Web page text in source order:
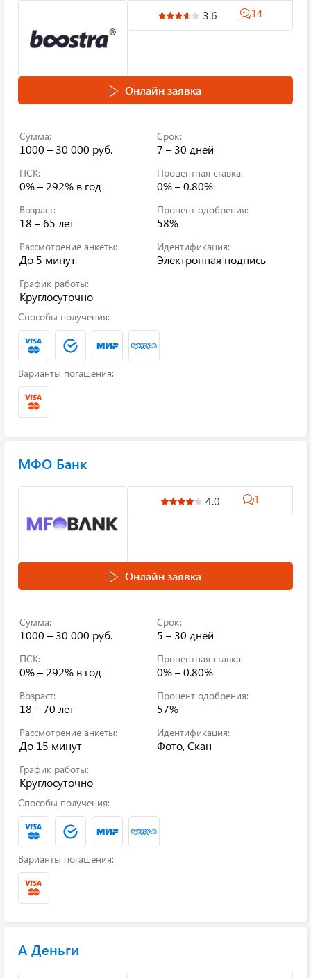
3.6 14
Онлайн заявка
Сумма:
1000 – 30 000 руб.
Срок:
7 – 30 дней
ПСК:
0% – 292% в год
Процентная ставка:
0% – 0.80%
Возраст:
18 – 65 лет
Процент одобрения:
58%
Рассмотрение анкеты:
До 5 минут
Идентификация:
Электронная подпись
График работы:
Круглосуточно
Способы получения:
Варианты погашения:
МФО Банк
4.0 1
Онлайн заявка
Сумма:
1000 – 30 000 руб.
Срок:
5 – 30 дней
ПСК:
0% – 292% в год
Процентная ставка:
0% – 0.80%
Возраст:
18 – 70 лет
Процент одобрения:
57%
Рассмотрение анкеты:
До 15 минут
Идентификация:
Фото, Скан
График работы:
Круглосуточно
Способы получения:
Варианты погашения:
А Деньги